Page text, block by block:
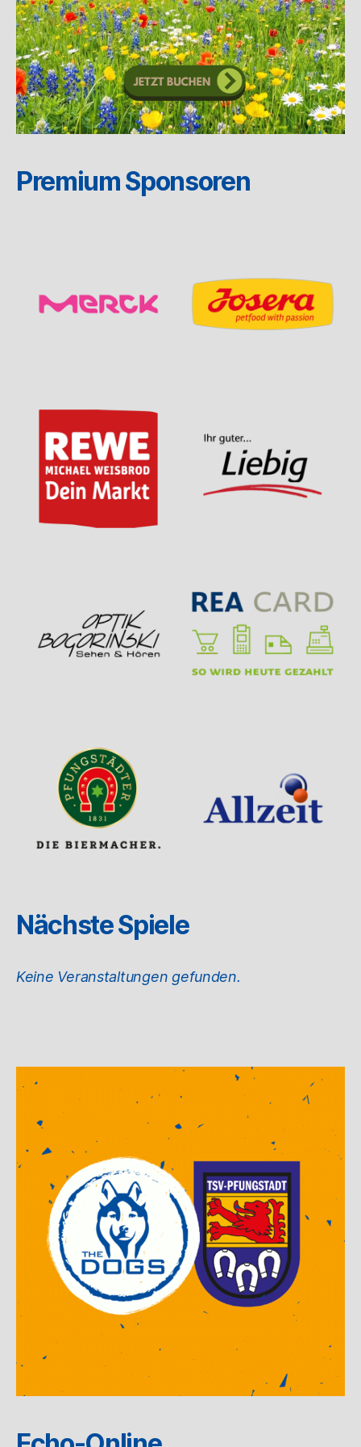
Premium Sponsoren
Nächste Spiele
Keine Veranstaltungen gefunden.